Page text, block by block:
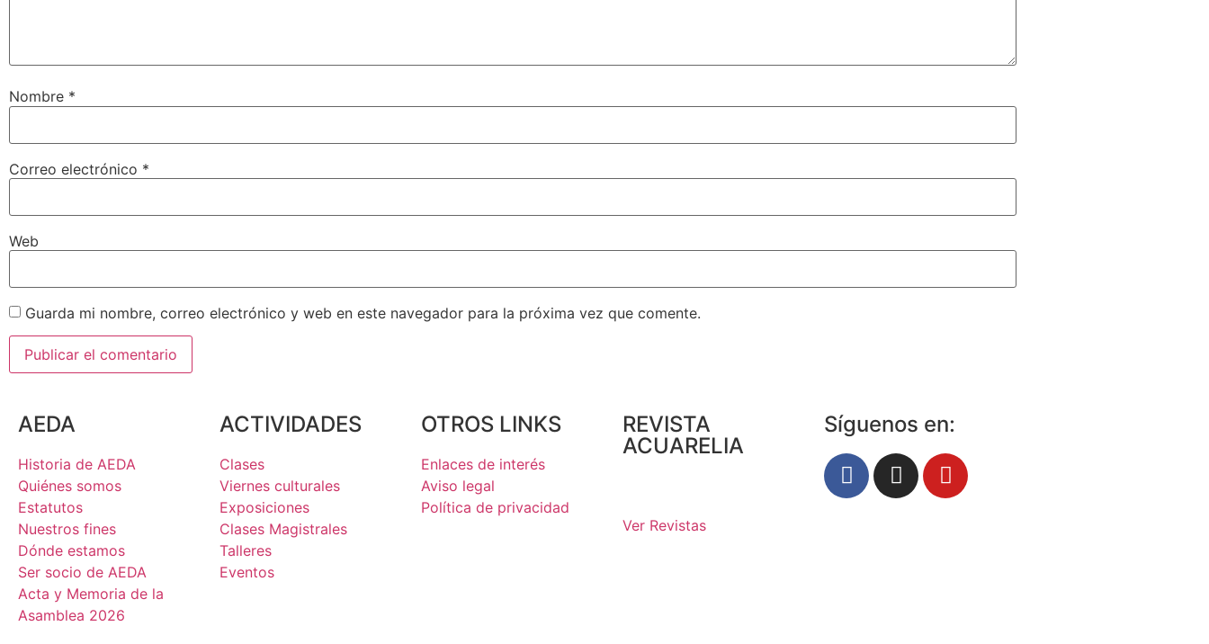
Nombre *
Correo electrónico *
Web
Guarda mi nombre, correo electrónico y web en este navegador para la próxima vez que comente.
AEDA
Historia de AEDA
Quiénes somos
Estatutos
Nuestros fines
Dónde estamos
Ser socio de AEDA
Acta y Memoria de la
Asamblea 2026
ACTIVIDADES
Clases
Viernes culturales
Exposiciones
Clases Magistrales
Talleres
Eventos
OTROS LINKS
Enlaces de interés
Aviso legal
Política de privacidad
REVISTA
ACUARELIA
Ver Revistas
Síguenos en: